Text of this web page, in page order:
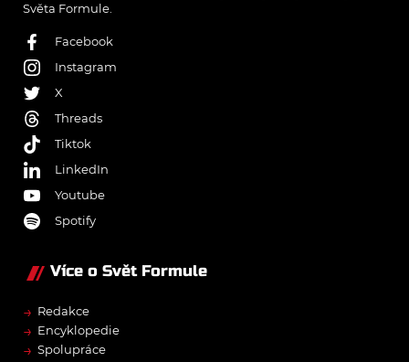
Světa Formule.
Facebook
Instagram
X
Threads
Tiktok
LinkedIn
Youtube
Spotify
Více o Svět Formule
→ Redakce
→ Encyklopedie
→ Spolupráce